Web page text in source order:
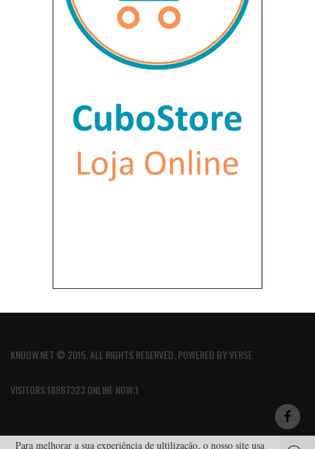
KNOOW.NET © 2015. ALL RIGHTS RESERVED. POWERED BYVERSE
VISITORS:18887323 ONLINE NOW:1
Para melhorar a sua experiência de ultilização, o nosso site usa